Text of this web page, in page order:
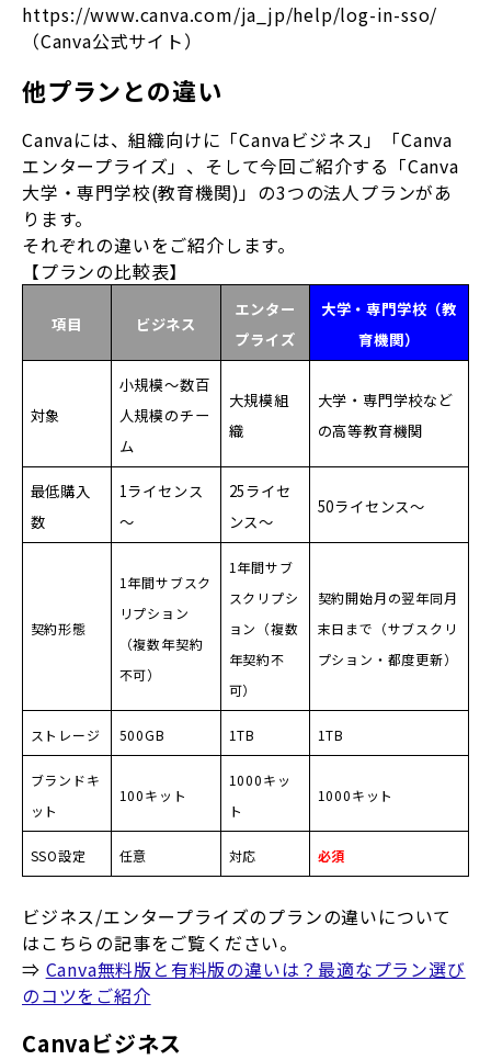
https://www.canva.com/ja_jp/help/log-in-sso/
（Canva公式サイト）
他プランとの違い
Canvaには、組織向けに「Canvaビジネス」「Canva
エンタープライズ」、そして今回ご紹介する「Canva
大学・専門学校(教育機関)」の3つの法人プランがあ
ります。
それぞれの違いをご紹介します。
【プランの比較表】
項目 ビジネス
エンター
プライズ
大学・専門学校（教
育機関）
対象
小規模～数百
人規模のチー
ム
大規模組
織
大学・専門学校など
の高等教育機関
最低購入
数
1ライセンス
～
25ライセ
ンス～
50ライセンス～
契約形態
1年間サブスク
リプション
（複数年契約
不可）
1年間サブ
スクリプシ
ョン（複数
年契約不
可）
契約開始月の翌年同月
末日まで（サブスクリ
プション・都度更新）
ストレージ 500GB 1TB 1TB
ブランドキ
ット
100キット
1000キッ
ト
1000キット
SSO設定 任意 対応 必須
ビジネス/エンタープライズのプランの違いについて
はこちらの記事をご覧ください。
⇒ Canva無料版と有料版の違いは？最適なプラン選び
のコツをご紹介
Canvaビジネス